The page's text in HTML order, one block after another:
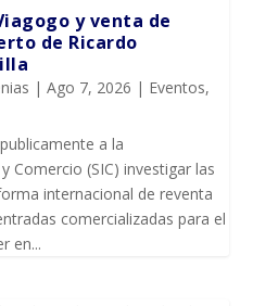
y venta de
de Ricardo
|Ago 7, 2026 | Eventos,
a la
Comercio (SIC) investigar las
internacional de reventa
comercializadas para el
en...